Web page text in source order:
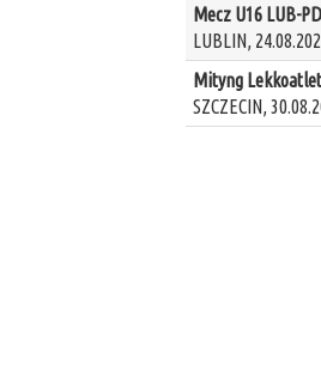
Mecz U16 LUB-
LUBLIN,
Mityng
SZCZECIN,